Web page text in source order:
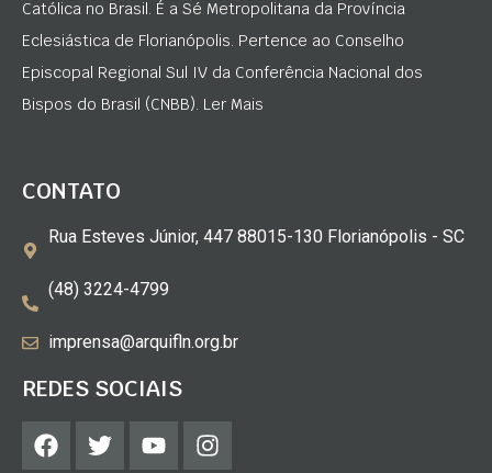
Católica no Brasil. É a Sé Metropolitana da Província
Eclesiástica de Florianópolis. Pertence ao Conselho
Episcopal Regional Sul IV da Conferência Nacional dos
Bispos do Brasil (CNBB). Ler Mais
CONTATO
Rua Esteves Júnior, 447 88015-130 Florianópolis - SC
(48) 3224-4799
imprensa@arquifln.org.br
REDES SOCIAIS